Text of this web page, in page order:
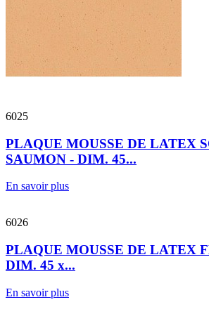
6025
PLAQUE MOUSSE DE LATEX
SAUMON - DIM. 45...
En savoir plus
6026
PLAQUE MOUSSE DE LATEX
DIM. 45 x...
En savoir plus